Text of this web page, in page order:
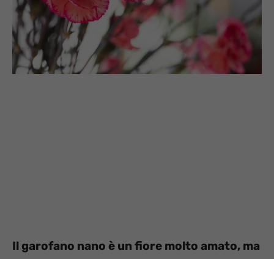
Il garofano nano è un fiore molto amato, ma